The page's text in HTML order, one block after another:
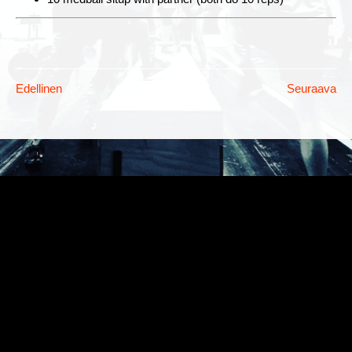
Edellinen Seuraava